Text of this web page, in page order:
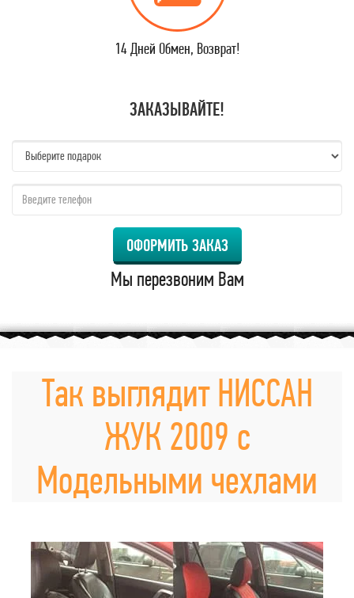
14 Дней Обмен, Возврат!
ЗАКАЗЫВАЙТЕ!
ОФОРМИТЬ ЗАКАЗ
Мы перезвоним Вам
Так выглядит НИССАН
ЖУК 2009 с
Модельными чехлами